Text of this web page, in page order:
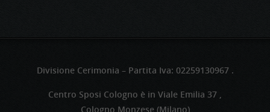
Divisione Cerimonia – Partita Iva: 02259130967 .
Centro Sposi Cologno è in Viale Emilia 37 ,
Cologno Monzese (Milano)